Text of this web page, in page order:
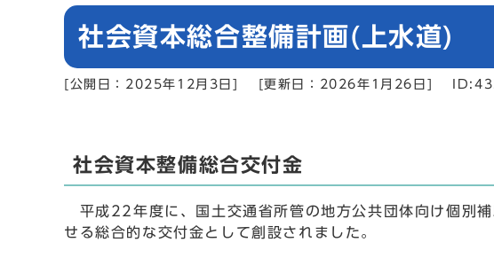
社会資本総合整備計画(上水道)
[公開日：2025年12月3日] [更新日：2026年1月26日]
社会資本整備総合交付金
平成22年度に、国土交通省所管の地方公共団体向け個別
せる総合的な交付金として創設されました。